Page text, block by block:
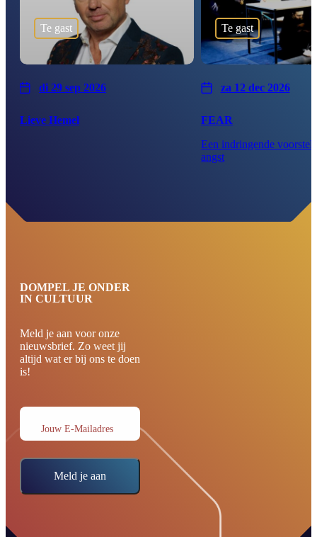
Te gast
di 29 sep 2026
Lieve Hemel
Te gast
za 12 dec 2026
FEAR
Een indringende
angst
DOMPEL JE ONDER
IN CULTUUR
Meld je aan voor onze
nieuwsbrief. Zo weet jij
altijd wat er bij ons te doen
is!
Jouw E-Mailadres
Meld je aan